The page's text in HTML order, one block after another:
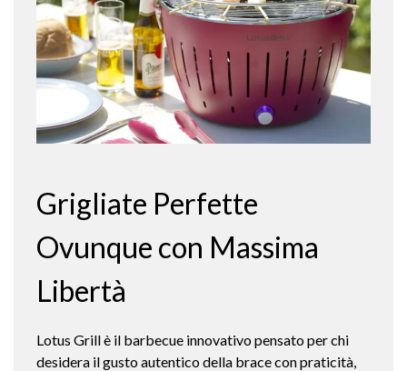
Grigliate Perfette
Ovunque con Massima
Libertà
Lotus Grill è il barbecue innovativo pensato per chi
desidera il gusto autentico della brace con praticità,